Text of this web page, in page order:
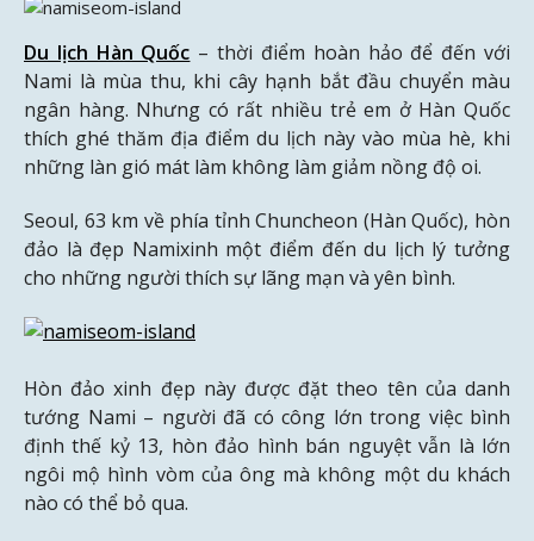
Du lịch Hàn Quốc – thời điểm hoàn hảo để đến với
Nami là mùa thu, khi cây hạnh bắt đầu chuyển màu
ngân hàng. Nhưng có rất nhiều trẻ em ở Hàn Quốc
thích ghé thăm địa điểm du lịch này vào mùa hè, khi
những làn gió mát làm không làm giảm nồng độ oi.
Seoul, 63 km về phía tỉnh Chuncheon (Hàn Quốc), hòn
đảo là đẹp Namixinh một điểm đến du lịch lý tưởng
cho những người thích sự lãng mạn và yên bình.
Hòn đảo xinh đẹp này được đặt theo tên của danh
tướng Nami – người đã có công lớn trong việc bình
định thế kỷ 13, hòn đảo hình bán nguyệt vẫn là lớn
ngôi mộ hình vòm của ông mà không một du khách
nào có thể bỏ qua.